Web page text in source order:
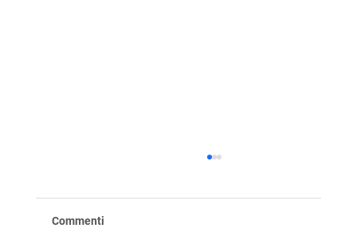
Commenti